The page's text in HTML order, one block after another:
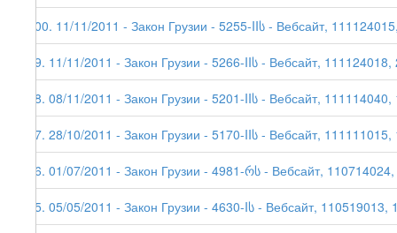
100. 11/11/2011 - Закон Грузии - 5255-IIს - Вебсайт,
99. 11/11/2011 - Закон Грузии - 5266-IIს - Вебсайт,
98. 08/11/2011 - Закон Грузии - 5201-IIს - Вебсайт,
97. 28/10/2011 - Закон Грузии - 5170-IIს - Вебсайт,
96. 01/07/2011 - Закон Грузии - 4981-რს - Вебсайт,
95. 05/05/2011 - Закон Грузии - 4630-Iს - Вебсайт, 110519013,